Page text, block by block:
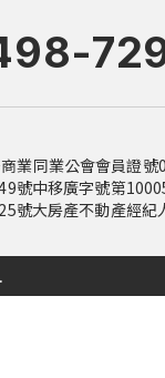
業同業公會會員證號
號中移廣字號第
號大房產不動產經紀